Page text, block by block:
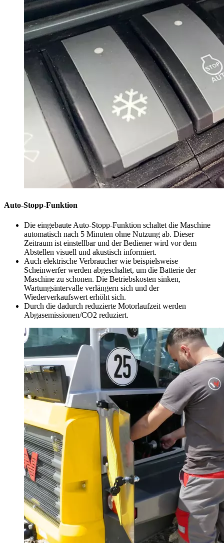
Auto-Stopp-Funktion
Die eingebaute Auto-Stopp-Funktion schaltet die Maschine
automatisch nach 5 Minuten ohne Nutzung ab. Dieser
Zeitraum ist einstellbar und der Bediener wird vor dem
Abstellen visuell und akustisch informiert.
Auch elektrische Verbraucher wie beispielsweise
Scheinwerfer werden abgeschaltet, um die Batterie der
Maschine zu schonen. Die Betriebskosten sinken,
Wartungsintervalle verlängern sich und der
Wiederverkaufswert erhöht sich.
Durch die dadurch reduzierte Motorlaufzeit werden
Abgasemissionen/CO2 reduziert.